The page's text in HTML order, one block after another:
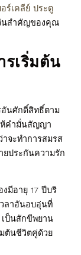
อร์เคลีย์ ประตู
นสำคัญของคุณ
รเริ่มต้น
นศักดิ์สิทธิ์ตาม
ห้คำมั่นสัญญา
าจะทำการสมรส
ยประกันความรัก
มีอายุ 17 ปีบริ
ลาอันอบอุ่นที่
ป็นสักขีพยาน
มต้นชีวิตคู่ด้วย